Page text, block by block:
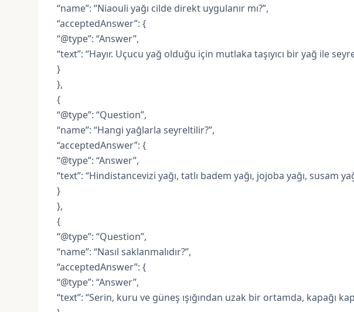
“name”: “Niaouli yağı cilde direkt uygulanır mı?”,
“acceptedAnswer”: {
“@type”: “Answer”,
“text”: “Hayır. Uçucu yağ olduğu için mutlaka taşıyıcı bir yağ ile
}
},
{
“@type”: “Question”,
“name”: “Hangi yağlarla seyreltilir?”,
“acceptedAnswer”: {
“@type”: “Answer”,
“text”: “Hindistancevizi yağı, tatlı badem yağı, jojoba yağı, susam
}
},
{
“@type”: “Question”,
“name”: “Nasıl saklanmalıdır?”,
“acceptedAnswer”: {
“@type”: “Answer”,
“text”: “Serin, kuru ve güneş ışığından uzak bir ortamda, kapağı